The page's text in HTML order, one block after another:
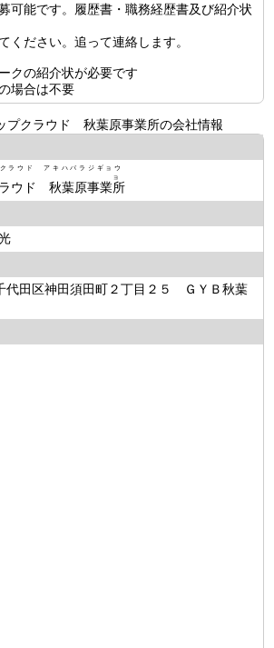
可能です。履歴書・職務経歴書及び紹介状
ください。追って連絡します。
クの紹介状が必要です
場合は不要
プクラウド 秋葉原事業所の会社情報
ウド 秋葉原事業所
ラウド アキハバラジギョウ
ョ
代田区神田須田町２丁目２５ ＧＹＢ秋葉